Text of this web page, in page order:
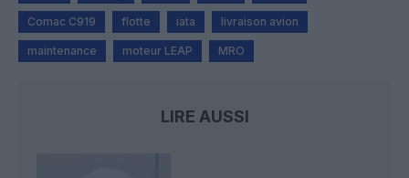
Comac C919 flotte iata livraison avion
maintenance moteur LEAP MRO
LIRE AUSSI